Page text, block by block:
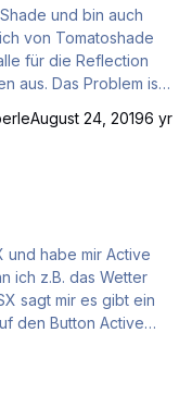
von Tomatoshade
für die Reflection
ist,
zeigt ENVShade
Funktion), normal
August 24, 20196 yr
ich z.B. das Wetter
sagt mir es gibt ein
den Button Active
automatisch wieder.
ich nach Mallorca